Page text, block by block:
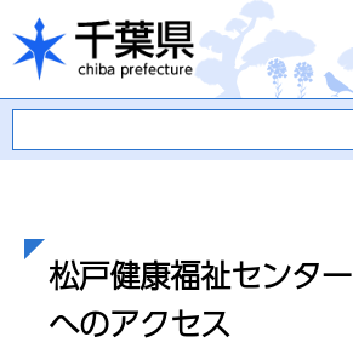
千葉県
松戸健康福祉センター
へのアクセス